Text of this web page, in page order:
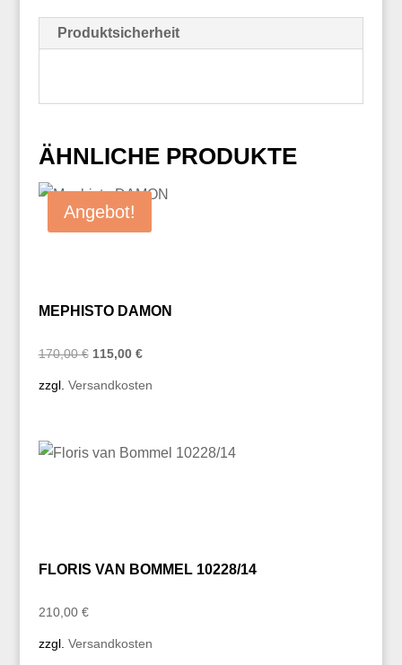
Produktsicherheit
ÄHNLICHE PRODUKTE
Angebot!
MEPHISTO DAMON
170,00€ Ursprünglicher
war:
115,00 €Aktueller
ist:
zzgl. Versandkosten
FLORIS VAN BOMMEL 10228/14
210,00 €
zzgl. Versandkosten